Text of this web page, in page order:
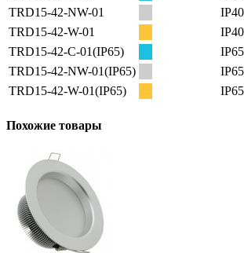
TRD15-42-NW-01
IP40
TRD15-42-W-01
IP40
TRD15-42-C-01(IP65)
IP65
TRD15-42-NW-01(IP65)
IP65
TRD15-42-W-01(IP65)
IP65
Похожие товары